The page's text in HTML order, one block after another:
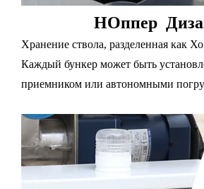
HОппер
Хранение ствола, разделенная как
Каждый бункер может быть
приемником или автономными